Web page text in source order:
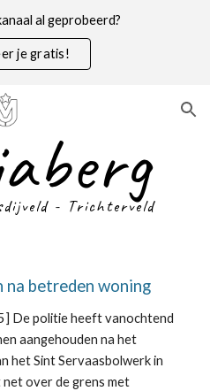
al geprobeerd?
je gratis!
- Trichterveld
betreden woning
De politie heeft vanochtend
aangehouden na het
het Sint Servaasbolwerk in
over de grens met